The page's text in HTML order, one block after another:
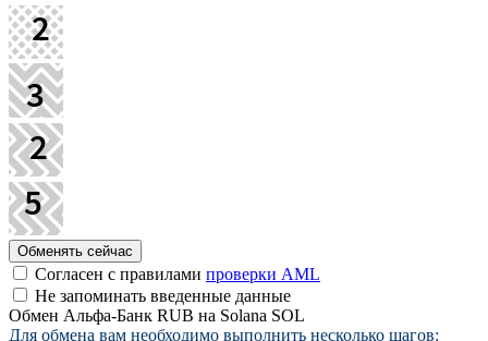
Согласен с правилами проверки AML
Не запоминать введенные данные
Обмен Альфа-Банк RUB на Solana SOL
Для обмена вам необходимо выполнить несколько шагов: